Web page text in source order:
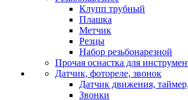
Клупп трубный
Плашка
Метчик
Резцы
Набор резьбонарезной
Прочая оснастка для
Датчик, фотореле, звонок
Датчик движения,
Звонки